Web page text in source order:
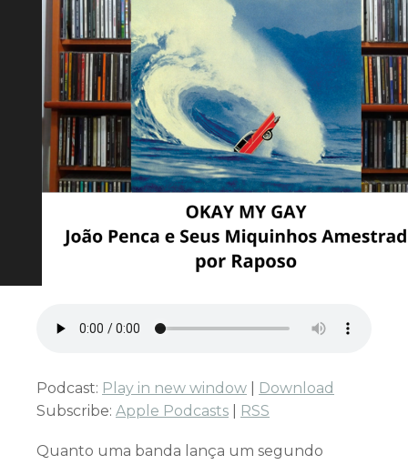
Podcast: Play in new window
Download
Subscribe: Apple Podcasts RSS
Quanto uma banda lança um segundo